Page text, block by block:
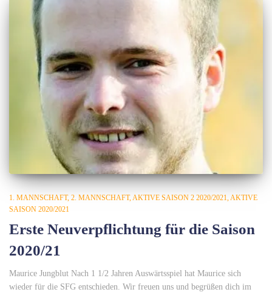
1. MANNSCHAFT 2. MANNSCHAFT AKTIVE SAISON 2 2020/2021 AKTIVE
SAISON 2020/2021
Erste Neuverpflichtung für die Saison
2020/21
Maurice Jungblut Nach 1 1/2 Jahren Auswärtsspiel hat Maurice sich
wieder für die SFG entschieden. Wir freuen uns und begrüßen dich im